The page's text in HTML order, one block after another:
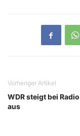
Vorheriger Artikel
WDR steigt bei Radio
aus